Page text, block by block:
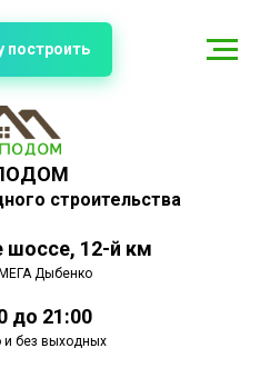
строительства
шоссе, 12-й км
Дыбенко
до 21:00
без выходных
построить